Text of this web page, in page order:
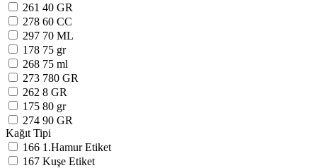
261 40 GR
278 60 CC
297 70 ML
178 75 gr
268 75 ml
273 780 GR
262 8 GR
175 80 gr
274 90 GR
Kağıt Tipi
166 1.Hamur Etiket
167 Kuşe Etiket